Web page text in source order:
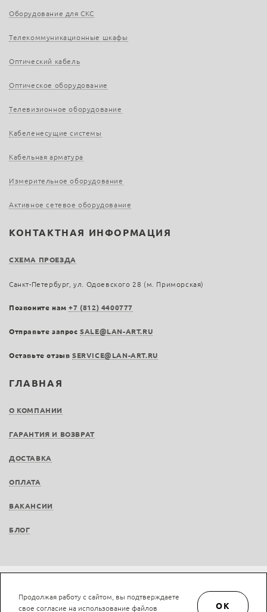
ГЛАВНАЯ
О КОМПАНИИ
ГАРАНТИЯ И ВОЗВРАТ
ДОСТАВКА
ОПЛАТА
ВАКАНСИИ
БЛОГ
Оборудование для СКС
Телекоммуникационные шкафы
Оптический кабель
Оптическое оборудование
Телевизионное оборудование
Кабеленесущие системы
Кабельная арматура
Измерительное оборудование
Активное сетевое оборудование
КОНТАКТНАЯ ИНФОРМАЦИЯ
СХЕМА ПРОЕЗДА
Санкт-Петербург, ул. Одоевского 28 (м. Приморская)
Позвоните нам+7 (812) 4400777
Отправьте запросSALE@LAN-ART.RU
Оставьте отзыв SERVICE@LAN-ART.RU
Не является публичной офертой © LAN-art.ru, 2013—2026. Все права защищены.
Политика конфиденциальности.
Положение об обработке и защите персональных
Продолжая работу с сайтом, вы подтверждаете
свое согласие на использование файлов
OK